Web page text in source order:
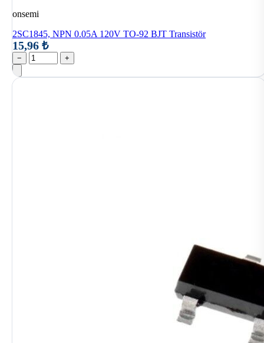
onsemi
2SC1845, NPN 0.05A 120V TO-92 BJT Transistör
15,96 ₺
− +